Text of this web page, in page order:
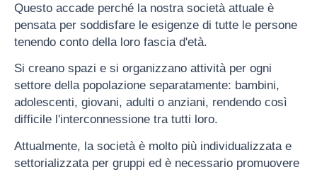
Questo accade perché la nostra società attuale è
pensata per soddisfare le esigenze di tutte le persone
tenendo conto della loro fascia d'età.
Si creano spazi e si organizzano attività per ogni
settore della popolazione separatamente: bambini,
adolescenti, giovani, adulti o anziani, rendendo così
difficile l'interconnessione tra tutti loro.
Attualmente, la società è molto più individualizzata e
settorializzata per gruppi ed è necessario promuovere